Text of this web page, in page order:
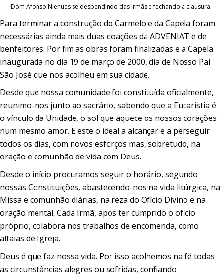
Dom Afonso Niehues se despendindo das Irmãs e fechando a clausura
Para terminar a construção do Carmelo e da Capela foram
necessárias ainda mais duas doações da ADVENIAT e de
benfeitores. Por fim as obras foram finalizadas e a Capela
inaugurada no dia 19 de março de 2000, dia de Nosso Pai
São José que nos acolheu em sua cidade.
Desde que nossa comunidade foi constituída oficialmente,
reunimo-nos junto ao sacrário, sabendo que a Eucaristia é
o vínculo da Unidade, o sol que aquece os nossos corações
num mesmo amor. É este o ideal a alcançar e a perseguir
todos os dias, com novos esforços mas, sobretudo, na
oração e comunhão de vida com Deus.
Desde o início procuramos seguir o horário, segundo
nossas Constituições, abastecendo-nos na vida litúrgica, na
Missa e comunhão diárias, na reza do Ofício Divino e na
oração mental. Cada Irmã, após ter cumprido o ofício
próprio, colabora nos trabalhos de encomenda, como
alfaias de Igreja.
Deus é que faz nossa vida. Por isso acolhemos na fé todas
as circunstâncias alegres ou sofridas, confiando